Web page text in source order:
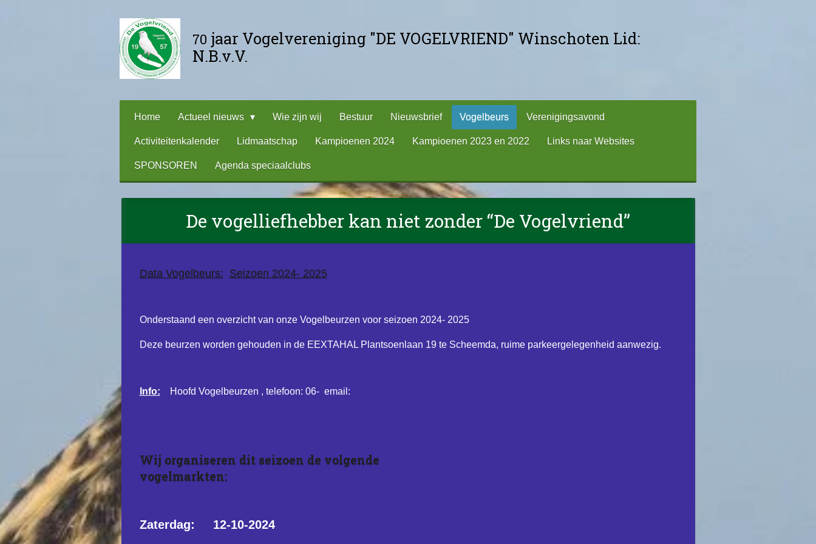
70 jaar Vogelvereniging "DE VOGELVRIEND" Winschoten Lid:
N.B.v.V.
Home Actueel nieuws Wie zijn wij Bestuur Nieuwsbrief Vogelbeurs Verenigingsavond
Activiteitenkalender Lidmaatschap Kampioenen 2024 Kampioenen 2023 en 2022 Links naar Websites
SPONSOREN Agenda speciaalclubs
De vogelliefhebber kan niet zonder “De Vogelvriend”
Data Vogelbeurs: Seizoen 2024- 2025
Onderstaand een overzicht van onze Vogelbeurzen voor seizoen 2024- 2025
Deze beurzen worden gehouden in de EEXTAHAL Plantsoenlaan 19 te Scheemda, ruime parkeergelegenheid aanwezig.
Info: Hoofd Vogelbeurzen , telefoon: 06- email:
Wij organiseren dit seizoen de volgende
vogelmarkten:
Zaterdag: 12-10-2024